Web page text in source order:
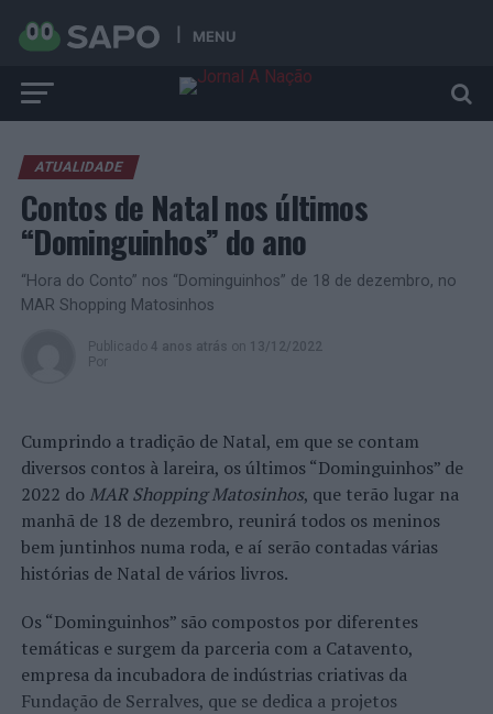
MENU
ATUALIDADE
Contos de Natal nos últimos
“Dominguinhos” do ano
“Hora do Conto” nos “Dominguinhos” de 18 de dezembro, no
MAR Shopping Matosinhos
Publicado 4 anos atrás on 13/12/2022
Por
Cumprindo a tradição de Natal, em que se contam
diversos contos à lareira, os últimos “Dominguinhos” de
2022 do MAR Shopping Matosinhos, que terão lugar na
manhã de 18 de dezembro, reunirá todos os meninos
bem juntinhos numa roda, e aí serão contadas várias
histórias de Natal de vários livros.
Os “Dominguinhos” são compostos por diferentes
temáticas e surgem da parceria com a Catavento,
empresa da incubadora de indústrias criativas da
Fundação de Serralves, que se dedica a projetos